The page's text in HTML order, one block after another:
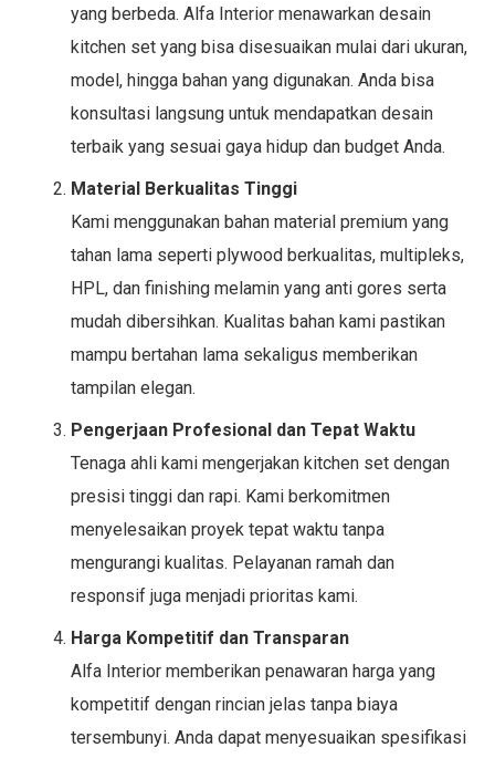
yang berbeda. Alfa Interior menawarkan desain
kitchen set yang bisa disesuaikan mulai dari ukuran,
model, hingga bahan yang digunakan. Anda bisa
konsultasi langsung untuk mendapatkan desain
terbaik yang sesuai gaya hidup dan budget Anda.
Material Berkualitas Tinggi
Kami menggunakan bahan material premium yang
tahan lama seperti plywood berkualitas, multipleks,
HPL, dan finishing melamin yang anti gores serta
mudah dibersihkan. Kualitas bahan kami pastikan
mampu bertahan lama sekaligus memberikan
tampilan elegan.
Pengerjaan Profesional dan Tepat Waktu
Tenaga ahli kami mengerjakan kitchen set dengan
presisi tinggi dan rapi. Kami berkomitmen
menyelesaikan proyek tepat waktu tanpa
mengurangi kualitas. Pelayanan ramah dan
responsif juga menjadi prioritas kami.
Harga Kompetitif dan Transparan
Alfa Interior memberikan penawaran harga yang
kompetitif dengan rincian jelas tanpa biaya
tersembunyi. Anda dapat menyesuaikan spesifikasi